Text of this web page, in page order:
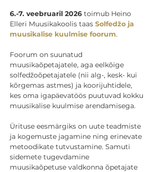
6.-7. veebruaril 2026 toimub Heino
Elleri Muusikakoolis taas Solfedžo ja
muusikalise kuulmise foorum.
Foorum on suunatud
muusikaõpetajatele, aga eelkõige
solfedžoõpetajatele (nii alg-, kesk- kui
kõrgemas astmes) ja koorijuhtidele,
kes oma igapäevatöös puutuvad kokku
muusikalise kuulmise arendamisega.
Ürituse eesmärgiks on uute teadmiste
ja kogemuste jagamine ning erinevate
metoodikate tutvustamine. Samuti
sidemete tugevdamine
muusikaõpetuse valdkonna õpetajate